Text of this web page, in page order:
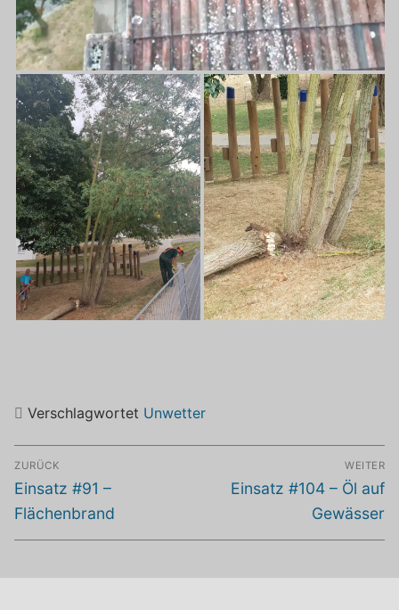
Verschlagwortet Unwetter
Beitragsnavigation
ZURÜCK
Vorheriger
Beitrag:
Einsatz #91 –
Flächenbrand
WEITER
Nächster
Einsatz #104 – Öl auf
Gewässer